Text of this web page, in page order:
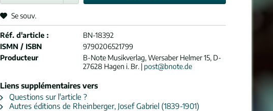
Se souv.
Réf. d'article :
BN-18392
ISMN / ISBN
9790206521799
Producteur
B-Note Musikverlag, Wersaber Helmer 15, D-
27628 Hagen i. Br. | post@bnote.de
Liens supplémentaires vers
Questions sur l'article ?
Autres éditions de Rheinberger, Josef Gabriel (1839-1901)